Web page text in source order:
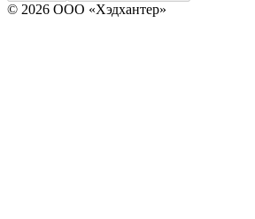
© 2026 ООО «Хэдхантер»